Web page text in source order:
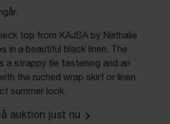
top from KAJSA by Nathalie
in a beautiful black linen. The
a strappy tie fastening and an
the ruched wrap skirt or linen
summer look.
auktion just nu